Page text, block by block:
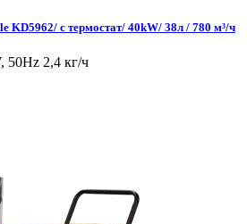
KD5962/ с термостат/ 40kW/ 38л / 780 м³/ч
50Hz 2,4 кг/ч